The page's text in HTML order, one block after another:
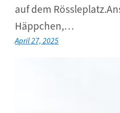
auf dem
Häppchen,…
April 27, 2025